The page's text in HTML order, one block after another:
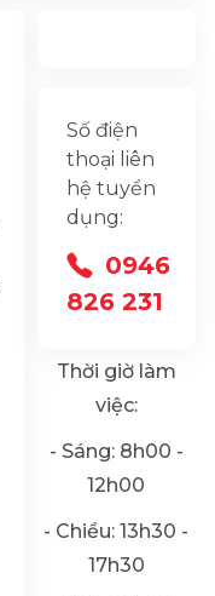
Số điện
thoại liên
hệ tuyển
dụng:
0946
826 231
Thời giờ làm
việc:
- Sáng: 8h00 -
12h00
- Chiều: 13h30 -
17h30